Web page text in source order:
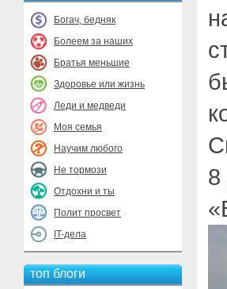
Богач, бедняк
Болеем за наших
Братья меньшие
Здоровье или жизнь
Леди и медведи
Моя семья
Научим любого
Не тормози
Отдохни и ты
Полит просвет
IT-дела
топ блоги
8